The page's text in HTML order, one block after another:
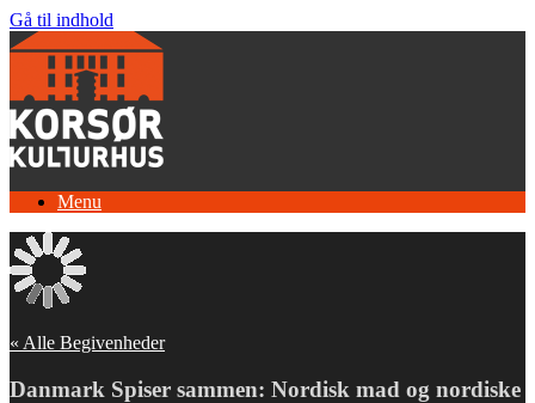
Gå til indhold
Menu
« Alle Begivenheder
Danmark Spiser sammen: Nordisk mad og nordiske